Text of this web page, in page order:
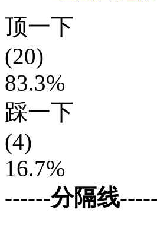
顶一下
(20)
83.3%
踩一下
(4)
16.7%
------分隔线